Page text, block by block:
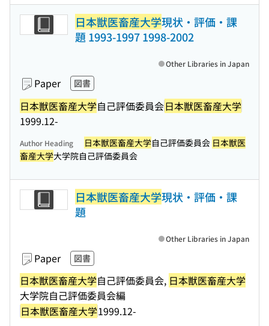
日本獣医畜産大学現状・評価・課
題 1993-1997 1998-2002
Paper 図書
日本獣医畜産大学自己評価委員会日本獣医畜産大学
1999.12-
Other Libraries in Japan
Author Heading 日本獣医畜産大学自己評価委員会 日本獣医
畜産大学大学院自己評価委員会
日本獣医畜産大学現状・評価・課
題
Paper 図書
日本獣医畜産大学自己評価委員会, 日本獣医畜産大学
大学院自己評価委員会編
日本獣医畜産大学1999.12-
Other Libraries in Japan